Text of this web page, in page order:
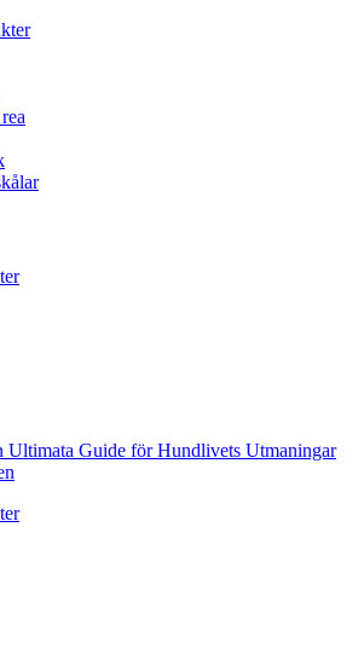
Ultimata Guide för Hundlivets Utmaningar